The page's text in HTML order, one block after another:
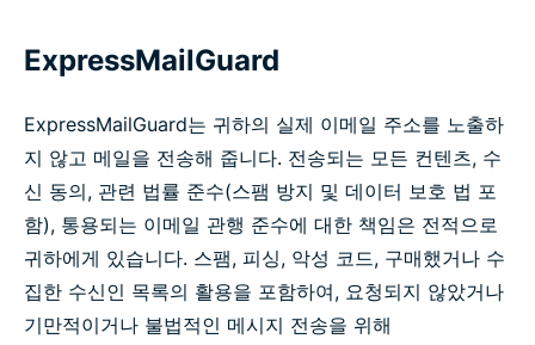
ExpressMailGuard
ExpressMailGuard는 귀하의 실제 이메일 주소를 노출하
지 않고 메일을 전송해 줍니다. 전송되는 모든 컨텐츠, 수
신 동의, 관련 법률 준수(스팸 방지 및 데이터 보호 법 포
함), 통용되는 이메일 관행 준수에 대한 책임은 전적으로
귀하에게 있습니다. 스팸, 피싱, 악성 코드, 구매했거나 수
집한 수신인 목록의 활용을 포함하여, 요청되지 않았거나
기만적이거나 불법적인 메시지 전송을 위해